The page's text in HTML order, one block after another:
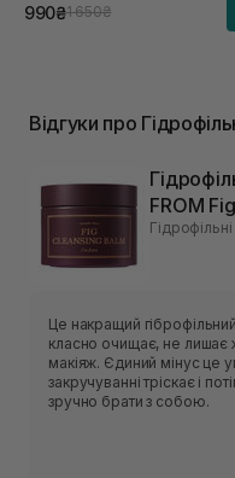
990₴1 650₴
Відгуки про
FROM
Це накращий
класно очищає, не лишає
макіяж. Єдиний мінус це
закручуванні тріскає і
зручно брати з собою.